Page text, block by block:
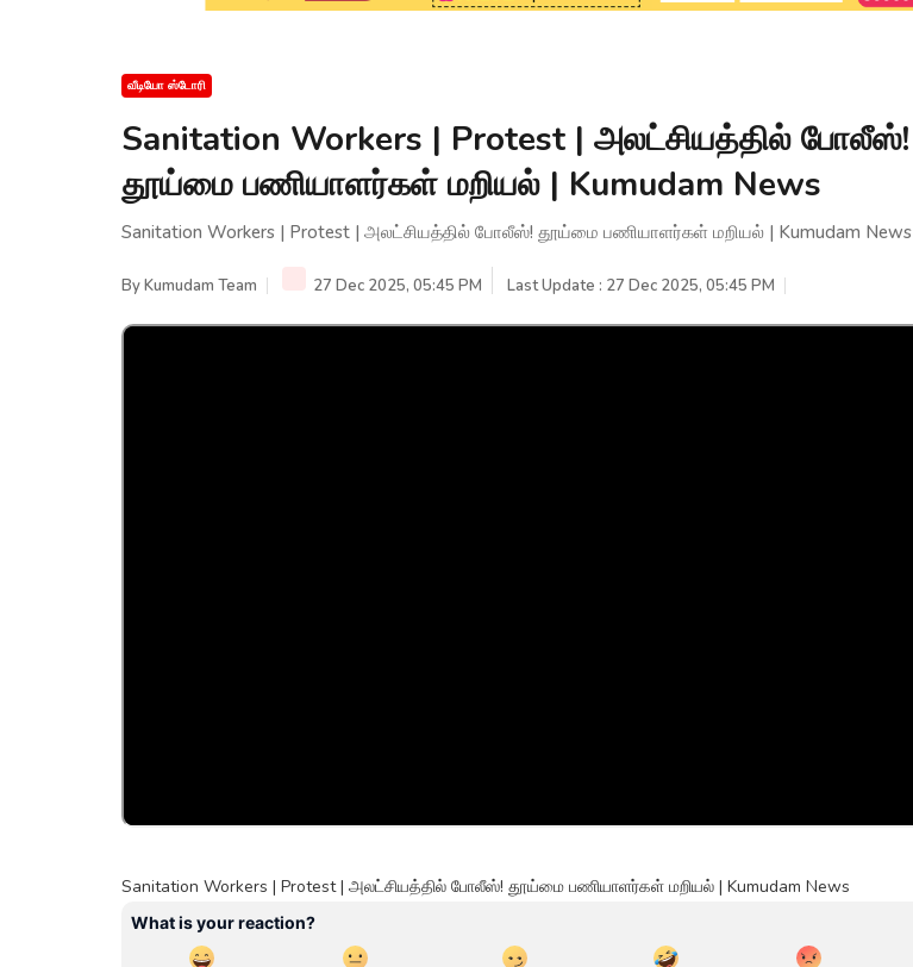
வீடியோ ஸ்டோரி
Sanitation Workers | Protest | அலட்சியத்தில் போலீஸ்!
தூய்மை பணியாளர்கள் மறியல் | Kumudam News
Sanitation Workers | Protest | அலட்சியத்தில் போலீஸ்! தூய்மை பணியாளர்கள் மறியல் | Kumudam News
ByKumudam Team 27 Dec 2025, 05:45 PM Last Update : 27 Dec 2025, 05:45 PM
Sanitation Workers | Protest | அலட்சியத்தில் போலீஸ்! தூய்மை பணியாளர்கள் மறியல் | Kumudam News